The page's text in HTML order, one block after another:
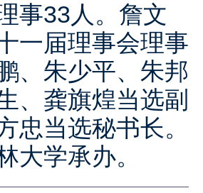
事33人。詹文
一届理事会理事
、朱少平、朱邦
、龚旗煌当选副
忠当选秘书长。
大学承办。